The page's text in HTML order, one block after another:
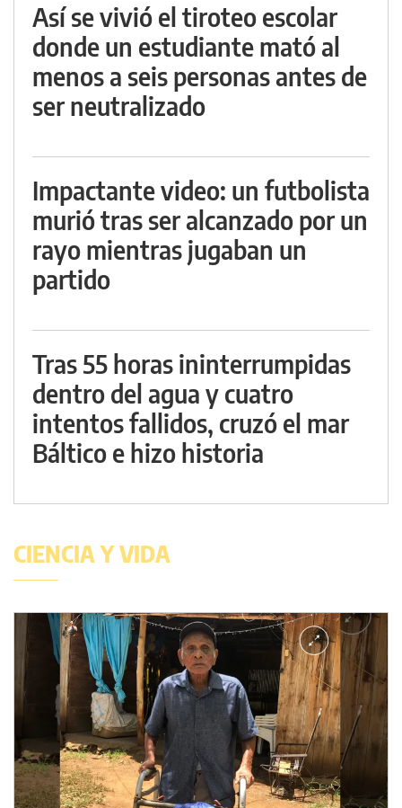
Así se vivió el tiroteo escolar
donde un estudiante mató al
menos a seis personas antes de
ser neutralizado
Impactante video: un futbolista
murió tras ser alcanzado por un
rayo mientras jugaban un
partido
Tras 55 horas ininterrumpidas
dentro del agua y cuatro
intentos fallidos, cruzó el mar
Báltico e hizo historia
CIENCIA Y VIDA